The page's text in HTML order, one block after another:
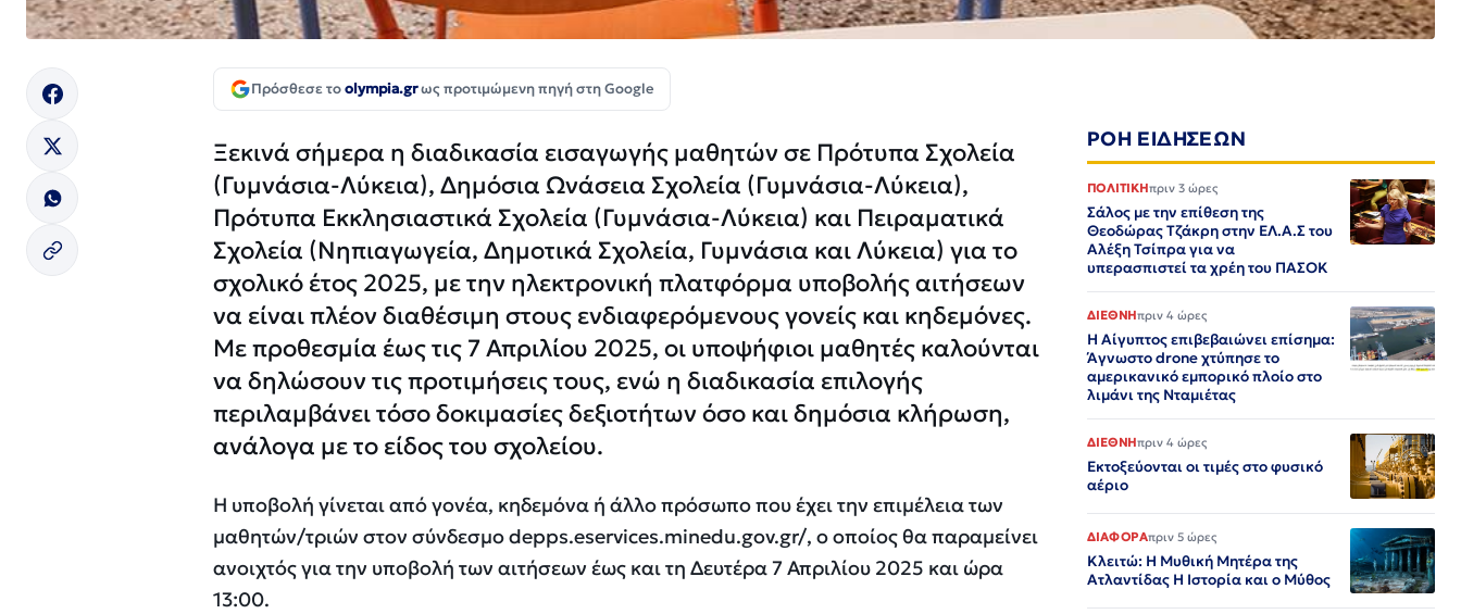
Πρόσθεσε τοolympia.grως προτιμώμενη πηγή στη Google
Ξεκινά σήμερα η διαδικασία εισαγωγής μαθητών σε Πρότυπα Σχολεία
(Γυμνάσια-Λύκεια), Δημόσια Ωνάσεια Σχολεία (Γυμνάσια-Λύκεια),
Πρότυπα Εκκλησιαστικά Σχολεία (Γυμνάσια-Λύκεια) και Πειραματικά
Σχολεία (Νηπιαγωγεία, Δημοτικά Σχολεία, Γυμνάσια και Λύκεια) για το
σχολικό έτος 2025, με την ηλεκτρονική πλατφόρμα υποβολής αιτήσεων
να είναι πλέον διαθέσιμη στους ενδιαφερόμενους γονείς και κηδεμόνες.
Με προθεσμία έως τις 7 Απριλίου 2025, οι υποψήφιοι μαθητές καλούνται
να δηλώσουν τις προτιμήσεις τους, ενώ η διαδικασία επιλογής
περιλαμβάνει τόσο δοκιμασίες δεξιοτήτων όσο και δημόσια κλήρωση,
ανάλογα με το είδος του σχολείου.
Η υποβολή γίνεται από γονέα, κηδεμόνα ή άλλο πρόσωπο που έχει την επιμέλεια των
μαθητών/τριών στον σύνδεσμο depps.eservices.minedu.gov.gr/, ο οποίος θα παραμείνει
ανοιχτός για την υποβολή των αιτήσεων έως και τη Δευτέρα 7 Απριλίου 2025 και ώρα
13:00.
ΡΟΗ ΕΙΔΗΣΕΩΝ
ΠΟΛΙΤΙΚΗπριν 3 ώρες
Σάλος με την επίθεση της
Θεοδώρας Τζάκρη στην ΕΛ.Α.Σ του
Αλέξη Τσίπρα για να
υπερασπιστεί τα χρέη του ΠΑΣΟΚ
ΔΙΕΘΝΗπριν 4 ώρες
Η Αίγυπτος επιβεβαιώνει επίσημα:
Άγνωστο drone χτύπησε το
αμερικανικό εμπορικό πλοίο στο
λιμάνι της Νταμιέτας
ΔΙΕΘΝΗπριν 4 ώρες
Εκτοξεύονται οι τιμές στο φυσικό
αέριο
ΔΙΑΦΟΡΑπριν 5 ώρες
Κλειτώ: Η Μυθική Μητέρα της
Ατλαντίδας Η Ιστορία και ο Μύθος